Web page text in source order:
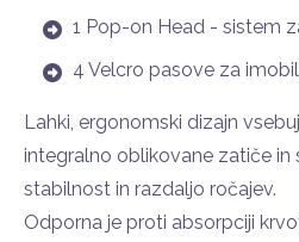
1 Pop-on Head - sistem
4 Velcro pasove za
Lahki, ergonomski dizajn
integralno oblikovane zatiče in
stabilnost in razdaljo ročajev.
Odporna je proti absorpciji